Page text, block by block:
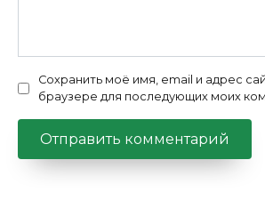
Сохранить моё имя, email и адрес
браузере для последующих моих